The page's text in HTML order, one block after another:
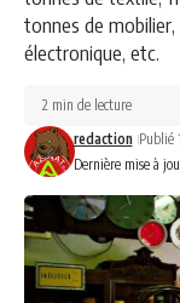
tonnes de
électronique, etc.
Dernière mise à
redaction Publié
2 min de lecture